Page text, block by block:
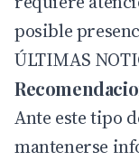
posible
ÚLTIMAS
Ante este tipo
mantenerse